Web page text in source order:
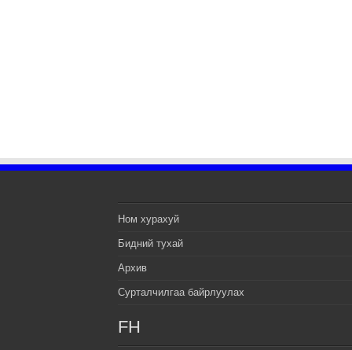
Ном хурахуй
Бидний тухай
Архив
Сурталчилгаа байрлуулах
FH